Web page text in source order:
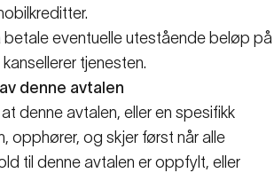
betale eventuelle utestående beløp på
tjenesten.
denne avtalen
denne avtalen, eller en spesifikk
opphører, og skjer først når alle
til denne avtalen er oppfylt, eller